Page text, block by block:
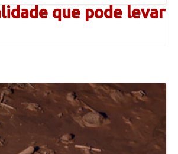
que pode levar